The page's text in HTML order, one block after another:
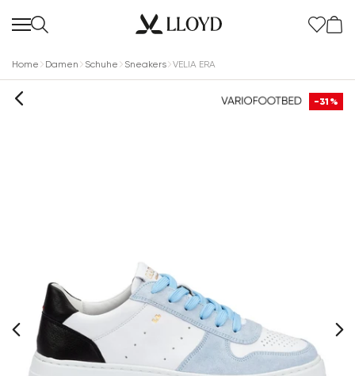
Home Damen Schuhe Sneakers VELIA ERA
-31%